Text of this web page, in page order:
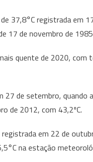
37,8°C registrada em
17 de novembro de
quente de 2020,
de setembro, quando
de 2012, com 43,2ºC.
em 22 de
na estação